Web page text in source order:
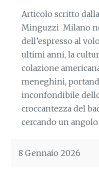
Articolo scritto
Minguzzi Milano
dell’espresso al
ultimi anni, la
colazione
meneghini,
inconfondibile
croccantezza del
cercando un
8 Gennaio 2026